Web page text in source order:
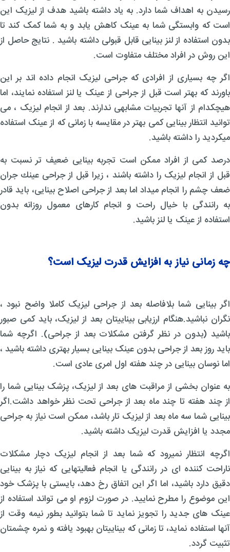
رسیدن به اهداف شما دارد. به یاد داشته باشید هدف از لیزیک این
است که وابستگی شما به عینک کاهش یابد و به شما کمک کند تا
بدون استفاده از لنز بینایی قابل قبولی داشته باشید . نتایج حاصل از
این روش در افراد مختلف متفاوت است.
اگر چه بسیاری از افرادی که جراحی لیزیک انجام داده اند بر این
باورند که بهتر است قبل از جراحی از عینک یا لنز استفاده نمایند، اما
هیچکدام از آنها تجربیات مشابهی ندارند. بعد از انجام لیزیک ، می
توانید انتظار بینایی کمی بهتر در مقایسه با زمانی که از عینک استفاده
میکردید را داشته باشید.
درصد کمی از افراد ممكن است تجربه بینایی ضعیف تر نسبت به
قبل از انجام لیزیک را داشته باشند ، زیرا قبل از جراحی عینك جران
ضعف چشم را انجام میداد اما بعد از جراحی اصلاح بینایی، باید قادر
به رانندگی با خیال راحت و انجام کارهای معمول روزانه بدون
استفاده از عینک یا لنز باشید.
چه زمانی نیاز به افزایش قدرت لیزیک است؟
اگر بینایی شما بلافاصله بعد از جراحی لیزیک کاملا واضح نبود ،
نگران نباشید.هنگام ارزیابی بیناییتان بعد از لیزیک، باید کمی صبور
باشید (بدون در نظر گرفتن مشکلات بعد از جراحی). اگرچه شما
باید روز بعد از جراحی بدون عینک بینایی بسیار بهتری داشته باشید ،
اما نوسان بینایی در چند هفته اول امری عادی است.
به عنوان بخشی از مراقبت های بعد از لیزیک، پزشک بینایی شما را
از چند هفته تا چند ماه بعد از جراحی تحت نظر خواهد داشت.اگر
بینایی شما سه ماه بعد از لیزیک تار باشد، ممکن است نیاز به جراحی
مجدد یا افزایش قدرت لیزیک داشته باشید.
اگرچه انتظار نمیرود که شما بعد از انجام لیزیک دچار مشکلات
ناراحت کننده ای در رانندگی یا انجام فعالیتهایی که نیاز به بینایی
دقیق دارد باشید، اما اگر این اتفاق رخ دهد، بایستی با پزشک خود
این موضوع را مطرح نمایید. در صورت لزوم او می تواند استفاده از
عینک های جدید را تجویز نماید تا شما بتوانید بطور نیمه وقت از
آنها استفاده نماید، تا زمانی که بیناییتان بهبود یافته و نمره چشمتان
تثبیت گردد.